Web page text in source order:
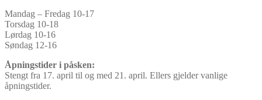
Mandag – Fredag 10-17
Torsdag 10-18
Lørdag 10-16
Søndag 12-16
Åpningstider i påsken:
Stengt fra 17. april til og med 21. april. Ellers gjelder vanlige
åpningstider.